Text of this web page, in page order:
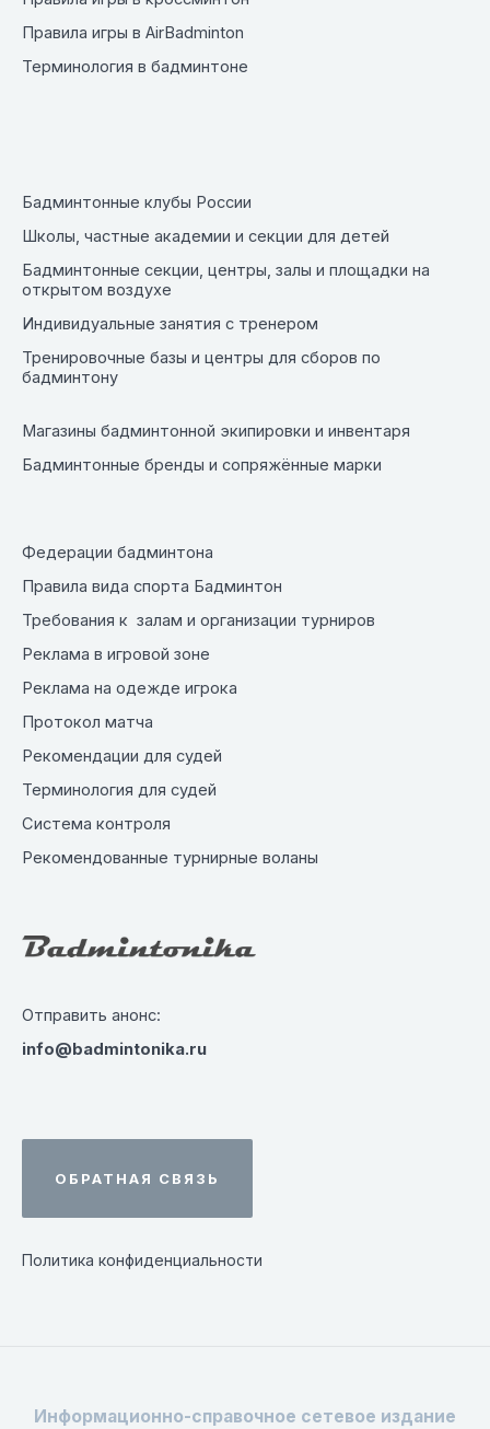
Правила игры в AirBadminton
Терминология в бадминтоне
Бадминтонные клубы России
Школы, частные академии и секции для детей
Бадминтонные секции, центры, залы и площадки на
открытом воздухе
Индивидуальные занятия с тренером
Тренировочные базы и центры для сборов по
бадминтону
Магазины бадминтонной экипировки и инвентаря
Бадминтонные бренды и сопряжённые марки
Федерации бадминтона
Правила вида спорта Бадминтон
Требования к залам и организации турниров
Реклама в игровой зоне
Реклама на одежде игрока
Протокол матча
Рекомендации для судей
Терминология для судей
Система контроля
Рекомендованные турнирные воланы
Отправить анонс:
info@badmintonika.ru
ОБРАТНАЯ СВЯЗЬ
Политика конфиденциальности
Информационно-справочное сетевое издание